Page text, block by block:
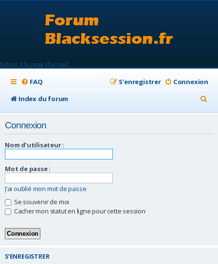
Retour à la page d'accueil
FAQ Connexion
S’enregistrer
Index du forum
e
Connexion
Nom d’utilisateur :
Mot de passe :
J’ai oublié mon mot de passe
Se souvenir de moi
Cacher mon statut en ligne pour cette session
S’ENREGISTRER